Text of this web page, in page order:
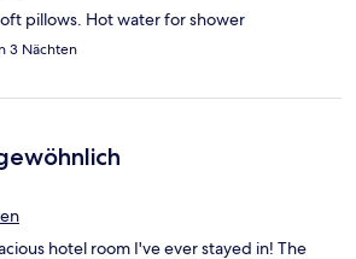
pillows. Hot water for shower
3 Nächten
hotel room I've ever stayed in! The